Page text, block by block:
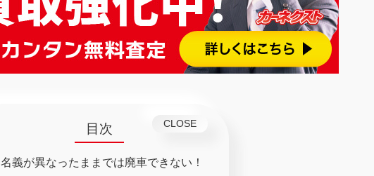
目次
名義が異なったままでは廃車できない！